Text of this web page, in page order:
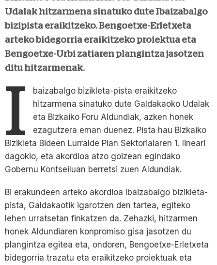
Udalak hitzarmena sinatuko dute Ibaizabalgo
bizipista eraikitzeko. Bengoetxe-Erletxeta
arteko bidegorria eraikitzeko proiektua eta
Bengoetxe-Urbi zatiaren plangintza jasotzen
ditu hitzarmenak.
I
baizabalgo bizikleta-pista eraikitzeko
hitzarmena sinatuko dute Galdakaoko Udalak
eta Bizkaiko Foru Aldundiak, azken honek
ezagutzera eman duenez. Pista hau Bizkaiko
Bizikleta Bideen Lurralde Plan Sektorialaren 1. lineari
dagokio, eta akordioa atzo goizean egindako
Gobernu Kontseiluan berretsi zuen Aldundiak.
Bi erakundeen arteko akordioa Ibaizabalgo bizikleta-
pista, Galdakaotik igarotzen den tartea, egiteko
lehen urratsetan finkatzen da. Zehazki, hitzarmen
honek Aldundiaren konpromiso gisa jasotzen du
plangintza egitea eta, ondoren, Bengoetxe-Erletxeta
bidegorria trazatu eta eraikitzeko proiektuak eta